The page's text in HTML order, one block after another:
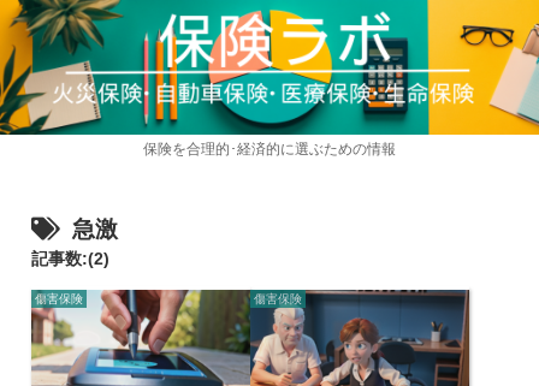
保険を合理的･経済的に選ぶための情報
急激
記事数:(2)
傷害保険 傷害保険